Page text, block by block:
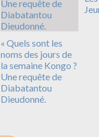
« Quels sont les
noms des jours de
la semaine Kongo ?
Une requête de
Diabatantou
Dieudonné.